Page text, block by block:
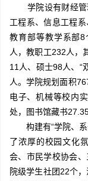
学院设有财经
工程系、信息工程
教育部等教学系部
人，教职工232人，
11人、硕士98人、“
人。学院规划面积
电子、机械等校内
处，图书馆藏书27.35
构建有“学院、
了浓厚的校园文化
会、市民学校协会
院级学生社团22个